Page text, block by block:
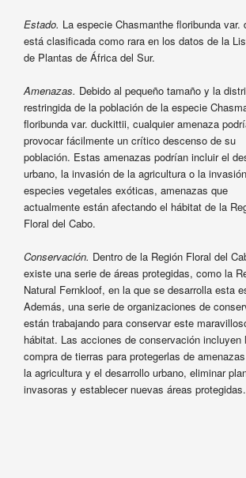
Estado. La especie Chasmanthe floribunda var.
está clasificada como rara en los datos de la
de Plantas de África del Sur.
Amenazas. Debido al pequeño tamaño y la
restringida de la población de la especie
floribunda var. duckittii, cualquier amenaza
provocar fácilmente un crítico descenso de su
población. Estas amenazas podrían incluir el
urbano, la invasión de la agricultura o la
especies vegetales exóticas, amenazas que
actualmente están afectando el hábitat de la
Floral del Cabo.
Conservación. Dentro de la Región Floral del
existe una serie de áreas protegidas, como la
Natural Fernkloof, en la que se desarrolla esta
Además, una serie de organizaciones de
están trabajando para conservar este
hábitat. Las acciones de conservación incluyen
compra de tierras para protegerlas de
la agricultura y el desarrollo urbano, eliminar
invasoras y establecer nuevas áreas protegidas.